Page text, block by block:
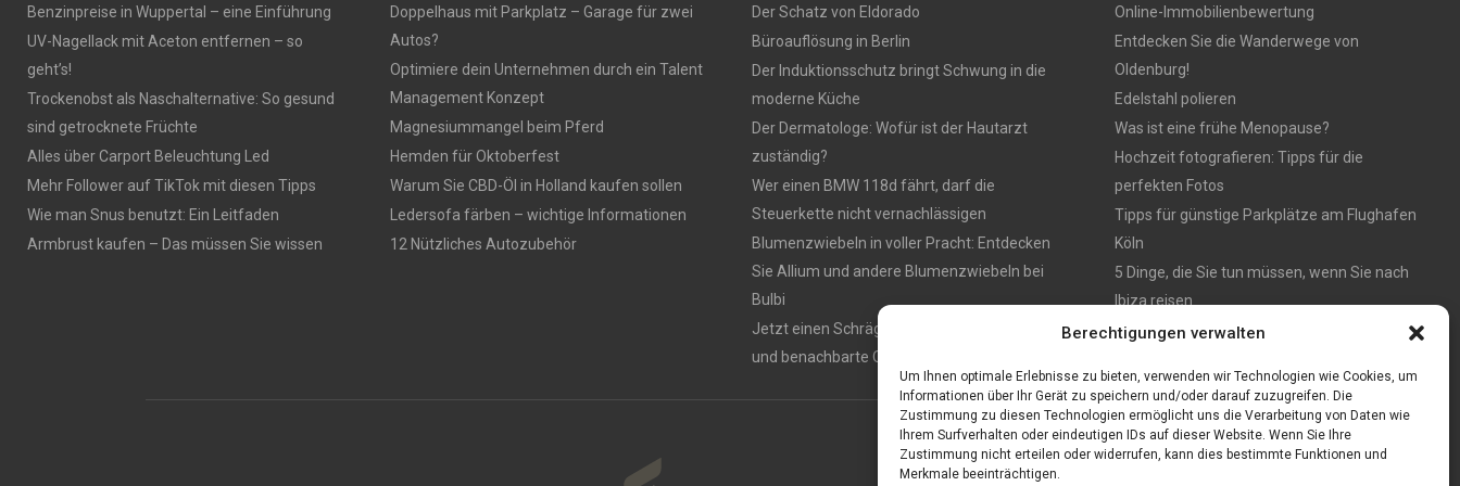
Berechtigungen verwalten
Um Ihnen optimale Erlebnisse zu bieten, verwenden wir Technologien wie Cookies, um
Informationen über Ihr Gerät zu speichern und/oder darauf zuzugreifen. Die
Zustimmung zu diesen Technologien ermöglicht uns die Verarbeitung von Daten wie
Ihrem Surfverhalten oder eindeutigen IDs auf dieser Website. Wenn Sie Ihre
Zustimmung nicht erteilen oder widerrufen, kann dies bestimmte Funktionen und
Merkmale beeinträchtigen.
Benzinpreise in Wuppertal – eine Einführung
UV-Nagellack mit Aceton entfernen – so
geht’s!
Trockenobst als Naschalternative: So gesund
sind getrocknete Früchte
Alles über Carport Beleuchtung Led
Mehr Follower auf TikTok mit diesen Tipps
Wie man Snus benutzt: Ein Leitfaden
Armbrust kaufen – Das müssen Sie wissen
Doppelhaus mit Parkplatz – Garage für zwei
Autos?
Optimiere dein Unternehmen durch ein Talent
Management Konzept
Magnesiummangel beim Pferd
Hemden für Oktoberfest
Warum Sie CBD-Öl in Holland kaufen sollen
Ledersofa färben – wichtige Informationen
12 Nützliches Autozubehör
Der Schatz von Eldorado
Büroauflösung in Berlin
Der Induktionsschutz bringt Schwung in die
moderne Küche
Der Dermatologe: Wofür ist der Hautarzt
zuständig?
Wer einen BMW 118d fährt, darf die
Steuerkette nicht vernachlässigen
Blumenzwiebeln in voller Pracht: Entdecken
Sie Allium und andere Blumenzwiebeln bei
Bulbi
Jetzt einen Schrägaufzug mieten – München
und benachbarte Orte
Online-Immobilienbewertung
Entdecken Sie die Wanderwege von
Oldenburg!
Edelstahl polieren
Was ist eine frühe Menopause?
Hochzeit fotografieren: Tipps für die
perfekten Fotos
Tipps für günstige Parkplätze am Flughafen
Köln
5 Dinge, die Sie tun müssen, wenn Sie nach
Ibiza reisen